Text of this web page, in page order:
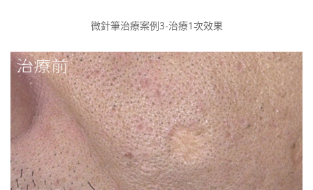
微針筆治療案例3-治療1次效果